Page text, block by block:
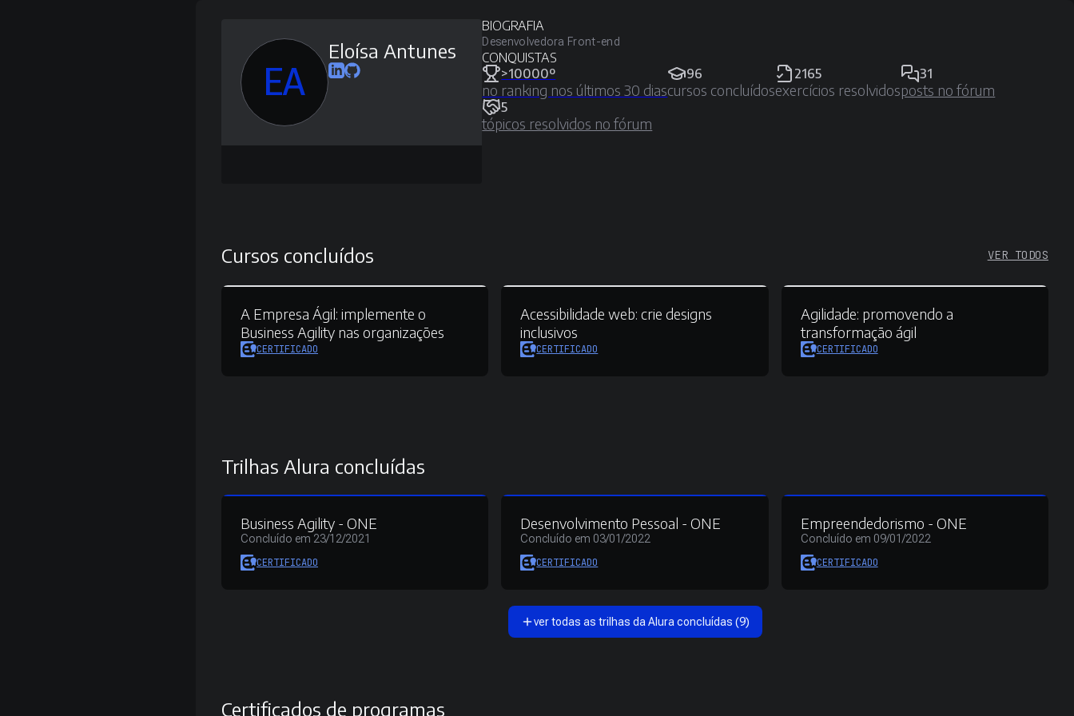
EA
Eloísa Antunes
BIOGRAFIA
Desenvolvedora Front-end
CONQUISTAS
>10000º
no ranking nos últimos 30 dias
96
cursos concluídos
2165
exercícios resolvidos
31
posts no fórum
5
tópicos resolvidos no fórum
Cursos concluídos VER TODOS
A Empresa Ágil: implemente o
Business Agility nas organizações
CERTIFICADO
Acessibilidade web: crie designs
inclusivos
CERTIFICADO
Agilidade: promovendo a
transformação ágil
CERTIFICADO
Trilhas Alura concluídas
Business Agility - ONE
Concluído em 23/12/2021
CERTIFICADO
Desenvolvimento Pessoal - ONE
Concluído em 03/01/2022
CERTIFICADO
Empreendedorismo - ONE
Concluído em 09/01/2022
CERTIFICADO
ver todas as trilhas da Alura concluídas (9)
Certificados de programas